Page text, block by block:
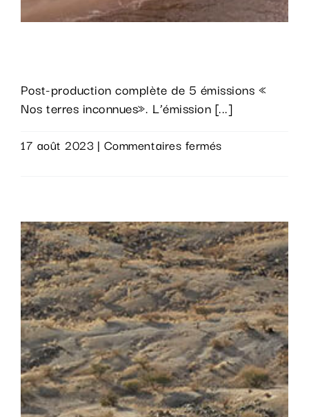
Post-production complète de 5 émissions «
Nos terres inconnues». L’émission [...]
17 août 2023 | Commentaires ferméssur